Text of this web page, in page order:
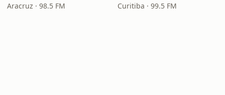
Aracruz · 98.5 FM Curitiba · 99.5 FM